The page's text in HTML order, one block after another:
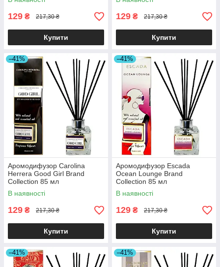
129 ₴ 217,30 ₴
Купити
129 ₴ 217,30 ₴
Купити
–41%
Аромодифузор Carolina
Herrera Good Girl Brand
Collection 85 мл
В наявності
129 ₴ 217,30 ₴
Купити
–41%
Аромодифузор Escada
Ocean Lounge Brand
Collection 85 мл
В наявності
129 ₴ 217,30 ₴
Купити
–41% –41%